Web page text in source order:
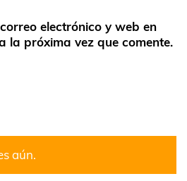
aún.
electrónico y web en
la próxima vez que comente.